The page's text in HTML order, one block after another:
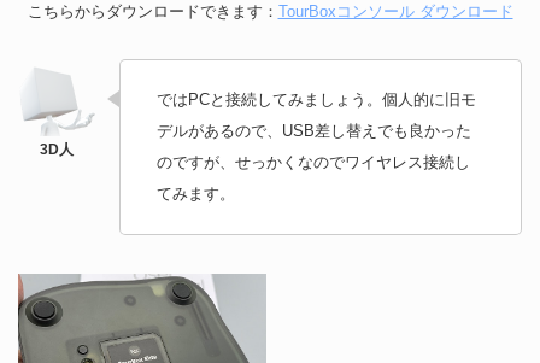
こちらからダウンロードできます： TourBoxコンソール ダウンロード
ではPCと接続してみましょう。個人的に旧モ
デルがあるので、USB差し替えでも良かった
のですが、せっかくなのでワイヤレス接続し
てみます。